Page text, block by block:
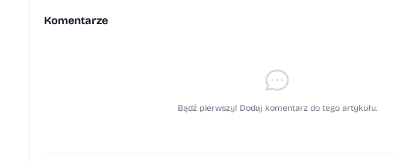
Komentarze
Bądź pierwszy! Dodaj komentarz do tego artykułu.